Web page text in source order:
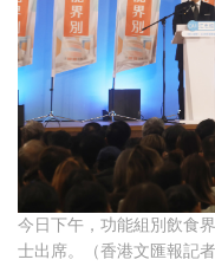
今日下午，功能組別飲食
士出席。（香港文匯報記者